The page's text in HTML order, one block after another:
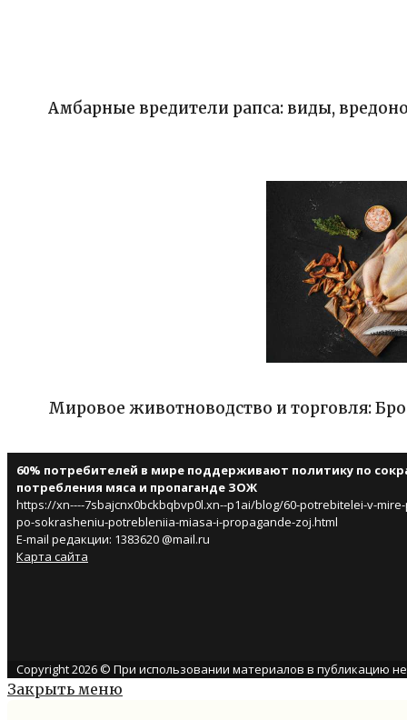
Амбарные вредители рапса: виды,
Мировое животноводство и торговля:
60% потребителей в мире поддерживают политику по
потребления мяса и пропаганде ЗОЖ
https://xn----7sbajcnx0bckbqbvp0l.xn--p1ai/blog/60-potrebitelei-v-
po-sokrasheniu-potrebleniia-miasa-i-propagande-zoj.html
E-mail редакции: 1383620 @mail.ru
Карта сайта
Copyright 2026 © При использовании материалов в публикацию
Закрыть меню